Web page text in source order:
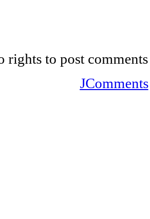
rights to post comments
JComments